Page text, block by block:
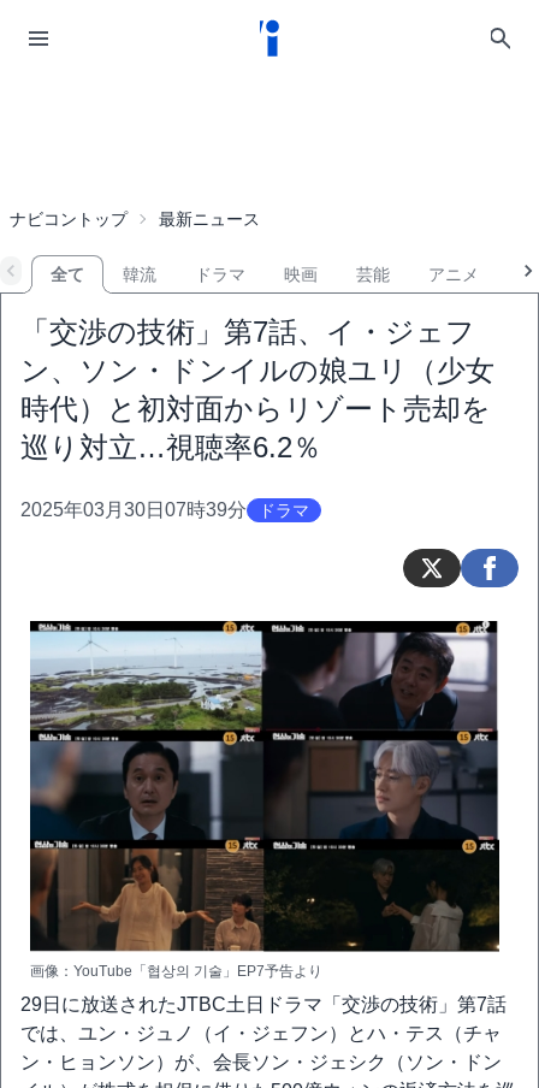
ナビコントップ 最新ニュース
全て 韓流 ドラマ 映画 芸能 アニメ
「交渉の技術」第7話、イ・ジェフ
ン、ソン・ドンイルの娘ユリ（少女
時代）と初対面からリゾート売却を
巡り対立…視聴率6.2％
2025年03月30日07時39分 ドラマ
画像：YouTube「협상의 기술」EP7予告より
29日に放送されたJTBC土日ドラマ「交渉の技術」第7話
では、ユン・ジュノ（イ・ジェフン）とハ・テス（チャ
ン・ヒョンソン）が、会長ソン・ジェシク（ソン・ドン